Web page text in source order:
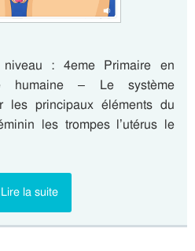
: 4eme Primaire en
humaine – Le système
les principaux éléments du
les trompes l’utérus le
Lire la suite